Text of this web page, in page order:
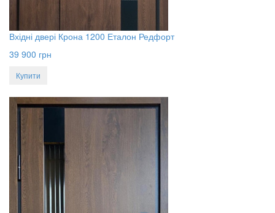
Вхідні двері Крона 1200 Еталон Редфорт
39 900 грн
Купити